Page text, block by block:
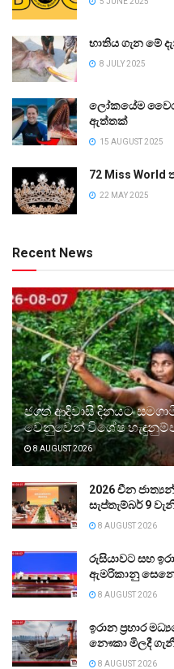
භාතිය ගැන මේ
8 JULY 2025
ලෝකයේම
ඇත්තක්
15 AUGUST 2025
72 Miss
22 MAY 2025
Recent News
ජගත් ආදිවාසි දිනයට
වෙනුවෙන් විශේෂ
8 AUGUST 2026
2026 චීන
සැප්තැම්බර් 9
8 AUGUST 2026
රුසියාවට සහ
ඇමරිකානු
8 AUGUST 2026
ඉරාන ප්‍රහාර
නෞකා මිලදී
8 AUGUST 2026